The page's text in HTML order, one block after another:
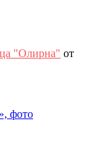
"Олирна" от
фото